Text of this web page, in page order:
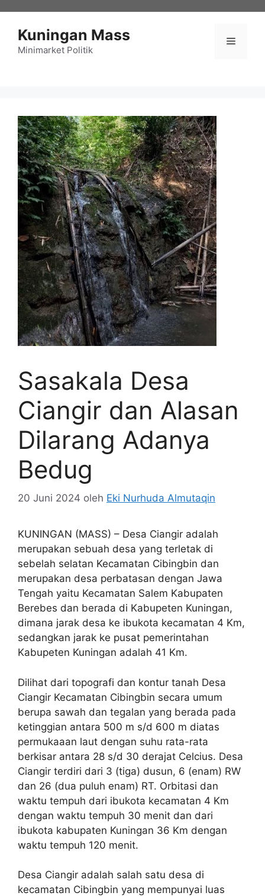
Kuningan Mass
Minimarket Politik
Menu
Sasakala Desa
Ciangir dan Alasan
Dilarang Adanya
Bedug
20 Juni 2024 oleh Eki Nurhuda Almutaqin
KUNINGAN (MASS) – Desa Ciangir adalah
merupakan sebuah desa yang terletak di
sebelah selatan Kecamatan Cibingbin dan
merupakan desa perbatasan dengan Jawa
Tengah yaitu Kecamatan Salem Kabupaten
Berebes dan berada di Kabupeten Kuningan,
dimana jarak desa ke ibukota kecamatan 4 Km,
sedangkan jarak ke pusat pemerintahan
Kabupeten Kuningan adalah 41 Km.
Dilihat dari topografi dan kontur tanah Desa
Ciangir Kecamatan Cibingbin secara umum
berupa sawah dan tegalan yang berada pada
ketinggian antara 500 m s/d 600 m diatas
permukaaan laut dengan suhu rata-rata
berkisar antara 28 s/d 30 derajat Celcius. Desa
Ciangir terdiri dari 3 (tiga) dusun, 6 (enam) RW
dan 26 (dua puluh enam) RT. Orbitasi dan
waktu tempuh dari ibukota kecamatan 4 Km
dengan waktu tempuh 30 menit dan dari
ibukota kabupaten Kuningan 36 Km dengan
waktu tempuh 120 menit.
Desa Ciangir adalah salah satu desa di
kecamatan Cibingbin yang mempunyai luas